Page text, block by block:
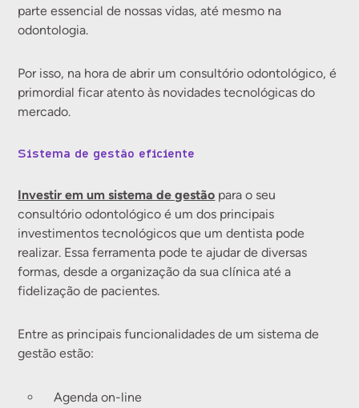
parte essencial de nossas vidas, até mesmo na
odontologia.
Por isso, na hora de abrir um consultório odontológico, é
primordial ficar atento às novidades tecnológicas do
mercado.
Sistema de gestão eficiente
Investir em um sistema de gestão para o seu
consultório odontológico é um dos principais
investimentos tecnológicos que um dentista pode
realizar. Essa ferramenta pode te ajudar de diversas
formas, desde a organização da sua clínica até a
fidelização de pacientes.
Entre as principais funcionalidades de um sistema de
gestão estão:
Agenda on-line